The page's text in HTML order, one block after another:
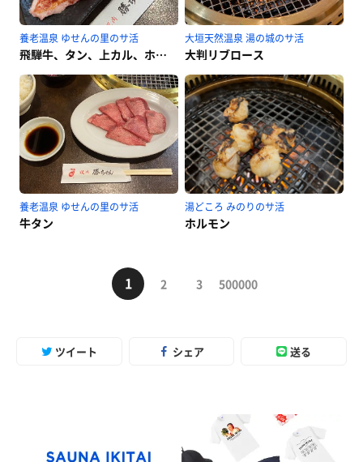
養老温泉 ゆせんの里のサ活
飛騨牛、タン、上カル、ホルモン
大垣天然温泉 湯の城のサ活
大判リブロース
養老温泉 ゆせんの里のサ活
牛タン
湯どころ みのりのサ活
ホルモン
1 2 3 500000
ツイート シェア 送る